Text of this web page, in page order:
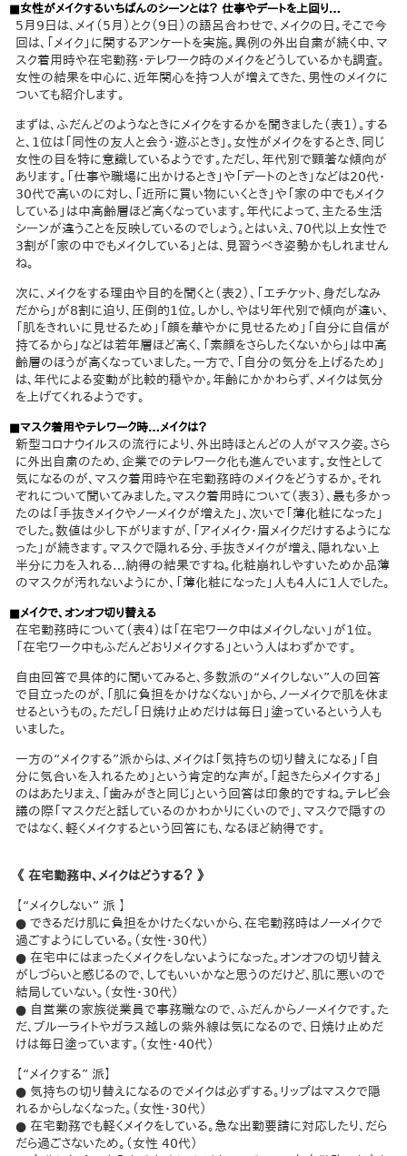
■女性がメイクするいちばんのシーンとは？ 仕事やデートを上回り…
5月9日は、メイ（5月）とク（9日）の語呂合わせで、メイクの日。そこで今
回は、「メイク」に関するアンケートを実施。異例の外出自粛が続く中、マ
スク着用時や在宅勤務・テレワーク時のメイクをどうしているかも調査。
女性の結果を中心に、近年関心を持つ人が増えてきた、男性のメイクに
ついても紹介します。
まずは、ふだんどのようなときにメイクをするかを聞きました（表1）。する
と、1位は「同性の友人と会う・遊ぶとき」。女性がメイクをするとき、同じ
女性の目を特に意識しているようです。ただし、年代別で顕著な傾向が
あります。「仕事や職場に出かけるとき」や「デートのとき」などは20代・
30代で高いのに対し、「近所に買い物にいくとき」や「家の中でもメイク
している」は中高齢層ほど高くなっています。年代によって、主たる生活
シーンが違うことを反映しているのでしょう。とはいえ、70代以上女性で
3割が「家の中でもメイクしている」とは、見習うべき姿勢かもしれません
ね。
次に、メイクをする理由や目的を聞くと（表2）、「エチケット、身だしなみ
だから」が8割に迫り、圧倒的1位。しかし、やはり年代別で傾向が違い、
「肌をきれいに見せるため」「顔を華やかに見せるため」「自分に自信が
持てるから」などは若年層ほど高く、「素顔をさらしたくないから」は中高
齢層のほうが高くなっていました。一方で、「自分の気分を上げるため」
は、年代による変動が比較的穏やか。年齢にかかわらず、メイクは気分
を上げてくれるようです。
■マスク着用やテレワーク時…メイクは？
新型コロナウイルスの流行により、外出時ほとんどの人がマスク姿。さら
に外出自粛のため、企業でのテレワーク化も進んでいます。女性として
気になるのが、マスク着用時や在宅勤務時のメイクをどうするか。それ
ぞれについて聞いてみました。マスク着用時について（表3）、最も多かっ
たのは「手抜きメイクやノーメイクが増えた」、次いで「薄化粧になった」
でした。数値は少し下がりますが、「アイメイク・眉メイクだけするようにな
った」が続きます。マスクで隠れる分、手抜きメイクが増え、隠れない上
半分に力を入れる…納得の結果ですね。化粧崩れしやすいためか品薄
のマスクが汚れないようにか、「薄化粧になった」人も4人に1人でした。
■メイクで、オンオフ切り替える
在宅勤務時について（表4）は「在宅ワーク中はメイクしない」が1位。
「在宅ワーク中もふだんどおりメイクする」という人はわずかです。
自由回答で具体的に聞いてみると、多数派の“メイクしない”人の回答
で目立ったのが、「肌に負担をかけなくない」から、ノーメイクで肌を休ま
せるというもの。ただし「日焼け止めだけは毎日」塗っているという人も
いました。
一方の“メイクする”派からは、メイクは「気持ちの切り替えになる」「自
分に気合いを入れるため」という肯定的な声が。「起きたらメイクする」
のはあたりまえ、「歯みがきと同じ」という回答は印象的ですね。テレビ会
議の際「マスクだと話しているのかわかりにくいので」、マスクで隠すの
ではなく、軽くメイクするという回答にも、なるほど納得です。
《 在宅勤務中、メイクはどうする？ 》
【“メイクしない” 派 】
● できるだけ肌に負担をかけたくないから、在宅勤務時はノーメイクで
過ごすようにしている。（女性・30代）
● 在宅中にはまったくメイクをしないようになった。オンオフの切り替え
がしづらいと感じるので、してもいいかなと思うのだけど、肌に悪いので
結局していない。（女性・30代）
● 自営業の家族従業員で事務職なので、ふだんからノーメイクです。た
だ、ブルーライトやガラス越しの紫外線は気になるので、日焼け止めだ
けは毎日塗っています。（女性・40代）
【“メイクする” 派】
● 気持ちの切り替えになるのでメイクは必ずする。リップはマスクで隠
れるからしなくなった。（女性・30代）
● 在宅勤務でも軽くメイクをしている。急な出勤要請に対応したり、だら
だら過ごさないため。（女性 40代）